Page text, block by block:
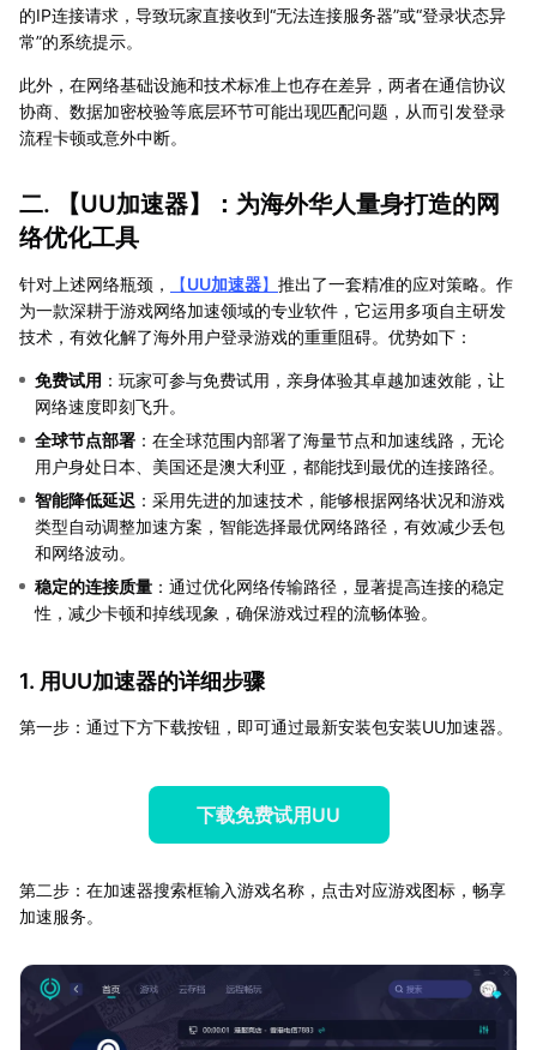
的IP连接请求，导致玩家直接收到“无法连接服务器”或“登录状态异
常”的系统提示。
此外，在网络基础设施和技术标准上也存在差异，两者在通信协议
协商、数据加密校验等底层环节可能出现匹配问题，从而引发登录
流程卡顿或意外中断。
二. 【UU加速器】：为海外华人量身打造的网
络优化工具
针对上述网络瓶颈， 【UU加速器】 推出了一套精准的应对策略。作
为一款深耕于游戏网络加速领域的专业软件，它运用多项自主研发
技术，有效化解了海外用户登录游戏的重重阻碍。优势如下：
免费试用 ：玩家可参与免费试用，亲身体验其卓越加速效能，让
网络速度即刻飞升。
全球节点部署 ：在全球范围内部署了海量节点和加速线路，无论
用户身处日本、美国还是澳大利亚，都能找到最优的连接路径。
智能降低延迟 ：采用先进的加速技术，能够根据网络状况和游戏
类型自动调整加速方案，智能选择最优网络路径，有效减少丢包
和网络波动。
稳定的连接质量 ：通过优化网络传输路径，显著提高连接的稳定
性，减少卡顿和掉线现象，确保游戏过程的流畅体验。
1. 用UU加速器的详细步骤
第一步：通过下方下载按钮，即可通过最新安装包安装UU加速器。
下载免费试用UU
第二步：在加速器搜索框输入游戏名称，点击对应游戏图标，畅享
加速服务。